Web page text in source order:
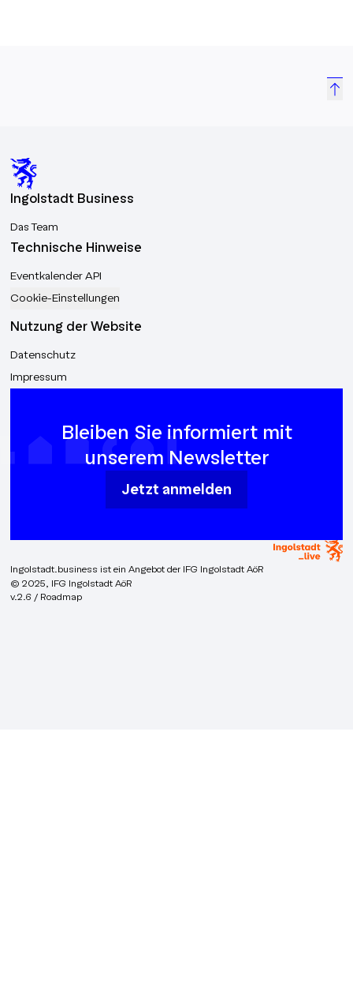
Ingolstadt Business
Das Team
Technische Hinweise
Eventkalender API
Cookie-Einstellungen
Nutzung der Website
Datenschutz
Impressum
Bleiben Sie informiert mit
unserem Newsletter
Jetzt anmelden
Ingolstadt.business ist ein Angebot der IFG Ingolstadt AöR
© 2025, IFG Ingolstadt AöR
v.2.6 / Roadmap